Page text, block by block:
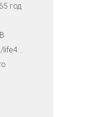
год
life4...